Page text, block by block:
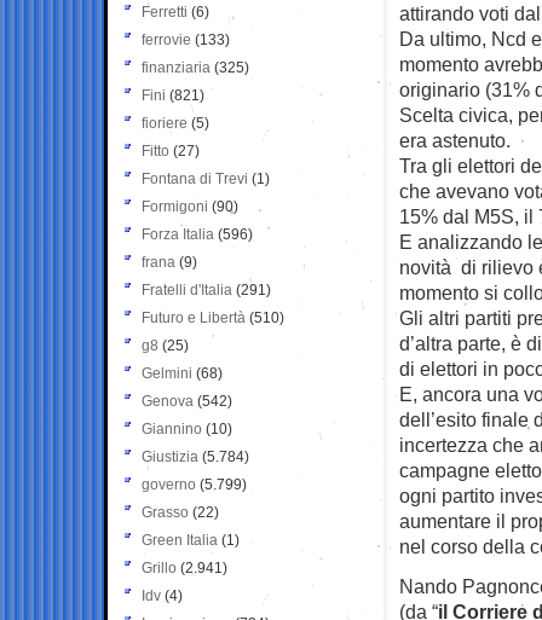
attirando voti
Da ultimo, Ncd
momento
originario (31%
Scelta civica,
era astenuto.
Tra gli elettori
che avevano
15% dal M5S, il
E analizzando
novità di rilievo
momento si
Gli altri partiti
d’altra parte, è
di elettori in
E, ancora una
dell’esito finale
incertezza che
campagne
ogni partito
aumentare il
nel corso della
Nando
(da “il Corriere
Ferretti (6)
ferrovie (133)
finanziaria (325)
Fini (821)
fioriere (5)
Fitto (27)
Fontana di Trevi (1)
Formigoni (90)
Forza Italia (596)
frana (9)
Fratelli d'Italia (291)
Futuro e Libertà (510)
g8 (25)
Gelmini (68)
Genova (542)
Giannino (10)
Giustizia (5.784)
governo (5.799)
Grasso (22)
Green Italia (1)
Grillo (2.941)
Idv (4)